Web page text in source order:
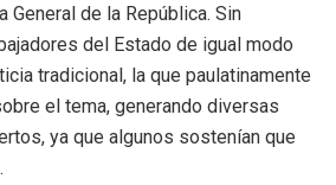
General de la República. Sin
del Estado de igual modo
tradicional, la que paulatinamente
el tema, generando diversas
ya que algunos sostenían que